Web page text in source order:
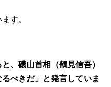
す。
、磯山首相（鶴見信吾）
べきだ」と発言していま